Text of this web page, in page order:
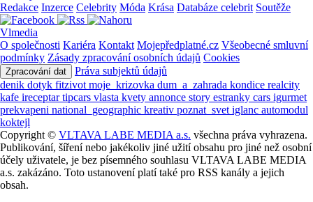
Redakce Inzerce Celebrity Móda Krása Databáze celebrit Soutěže
Vlmedia
O společnosti Kariéra Kontakt Mojepředplatné.cz Všeobecné smluvní
podmínky Zásady zpracování osobních údajů Cookies
Zpracování dat
Práva subjektů údajů
denik dotyk fitzivot moje_krizovka dum_a_zahrada kondice realcity
kafe ireceptartipcars vlasta kvety annonce story estranky cars igurmet
prekvapeni national_geographic kreativ poznat_svet iglanc automodul
koktejl
Copyright © VLTAVA LABE MEDIA a.s. všechna práva vyhrazena.
Publikování, šíření nebo jakékoliv jiné užití obsahu pro jiné než osobní
účely uživatele, je bez písemného souhlasu VLTAVA LABE MEDIA
a.s. zakázáno. Toto ustanovení platí také pro RSS kanály a jejich
obsah.